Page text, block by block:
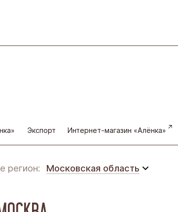
Экспорт Интернет-магазин «Алёнка»
регион: Московская область